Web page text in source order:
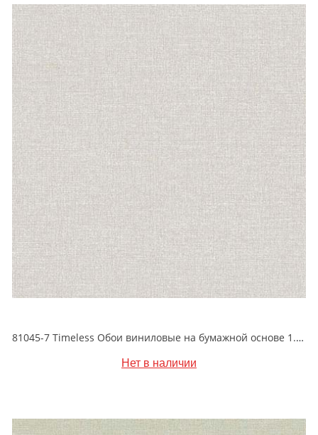
81045-7 Timeless Обои виниловые на бумажной основе 1.06*15.5
Нет в наличии